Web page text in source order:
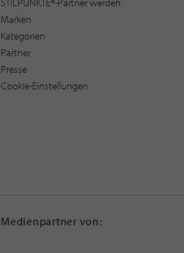
Marken
Kategorien
Partner
Presse
Cookie-Einstellungen
Medienpartner von: